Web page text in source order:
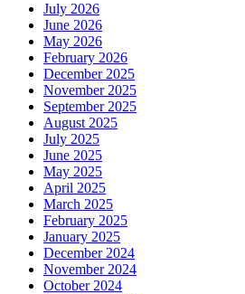
July 2026
June 2026
May 2026
February 2026
December 2025
November 2025
September 2025
August 2025
July 2025
June 2025
May 2025
April 2025
March 2025
February 2025
January 2025
December 2024
November 2024
October 2024